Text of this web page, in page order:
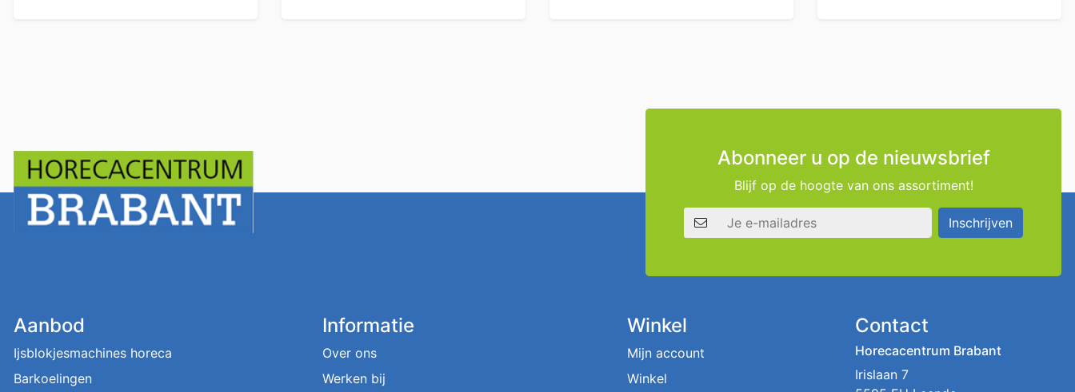
Abonneer u op de nieuwsbrief
Blijf op de hoogte van ons assortiment!
E-mailadres
Inschrijven
Aanbod
Ijsblokjesmachines horeca
Barkoelingen
Informatie
Over ons
Werken bij
Winkel
Mijn account
Winkel
Contact
Horecacentrum Brabant
Irislaan 7